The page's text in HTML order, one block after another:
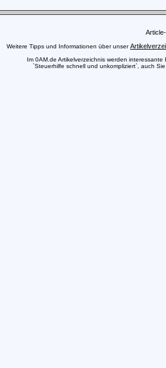
Weitere Tipps und Informationen über unser
Im 0AM.de Artikelverzeichnis werden
`Steuerhilfe schnell und unkompliziert`, auch